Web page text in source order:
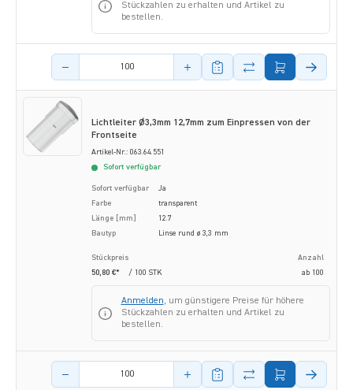
Stückzahlen zu erhalten und Artikel zu
bestellen.
Menge des Artikels
Lichtleiter Ø3,3mm 12,7mm zum Einpressen von der
Frontseite
Artikel-Nr.: 063.64.551
Sofort verfügbar
Sofort verfügbar
Ja
Farbe
transparent
Länge [mm]
12.7
Bautyp
Linse rund ø 3,3 mm
Stückpreis
Anzahl
50,80 €*
/ 100 STK ab 100
Anmelden, um günstigere Preise für höhere
Stückzahlen zu erhalten und Artikel zu
bestellen.
Menge des Artikels